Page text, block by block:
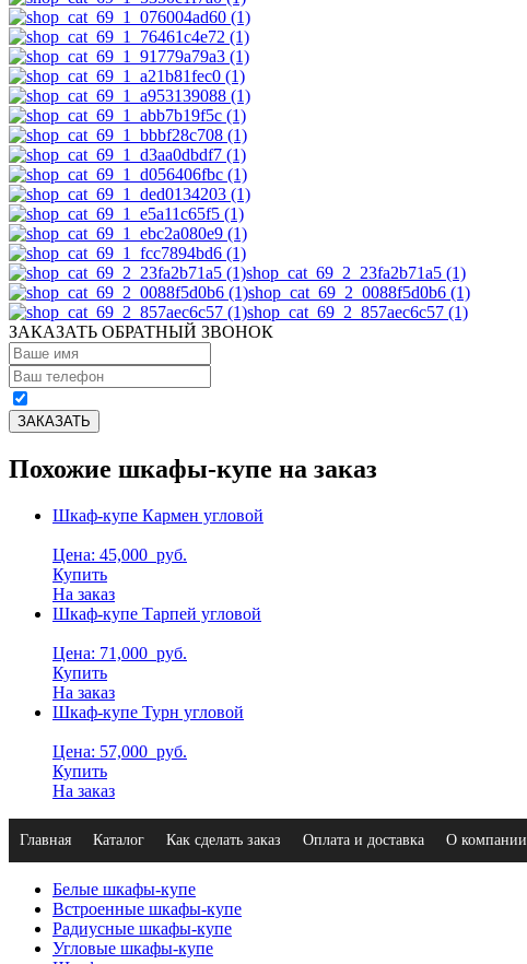
shop_cat_69_2_23fa2b71a5 (1)
shop_cat_69_2_0088f5d0b6 (1)
shop_cat_69_2_857aec6c57 (1)
ЗАКАЗАТЬ ОБРАТНЫЙ ЗВОНОК
Похожие шкафы-купе на заказ
Шкаф-купе Кармен угловой
Цена: 45,000 руб.
Купить
На заказ
Шкаф-купе Тарпей угловой
Цена: 71,000 руб.
Купить
На заказ
Шкаф-купе Турн угловой
Цена: 57,000 руб.
Купить
На заказ
Главная Каталог Как сделать заказ Оплата и доставка О компании
Белые шкафы-купе
Встроенные шкафы-купе
Радиусные шкафы-купе
Угловые шкафы-купе